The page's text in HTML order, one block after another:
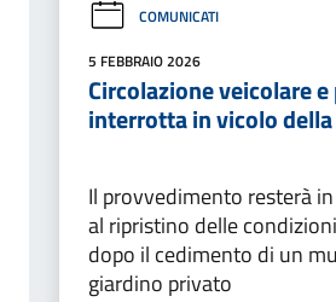
COMUNICATI
5 FEBBRAIO 2026
Circolazione veicolare
interrotta in vicolo della
Il provvedimento resterà
al ripristino delle
dopo il cedimento di un
giardino privato